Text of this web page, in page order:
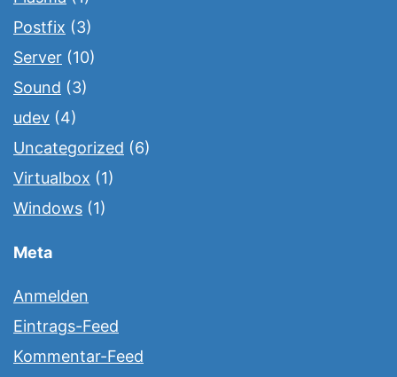
Postfix (3)
Server (10)
Sound (3)
udev (4)
Uncategorized (6)
Virtualbox (1)
Windows (1)
Meta
Anmelden
Eintrags-Feed
Kommentar-Feed